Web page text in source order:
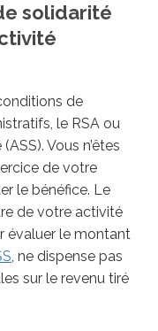
solidarité
de
le RSA ou
Vous n’êtes
de votre
le bénéfice. Le
de votre activité
évaluer le montant
, ne dispense pas
sur le revenu tiré